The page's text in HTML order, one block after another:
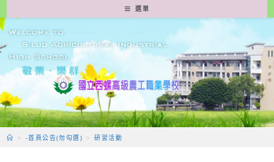
轉
至
要
容
選單
> -首頁公告(勿勾選) > 研習活動